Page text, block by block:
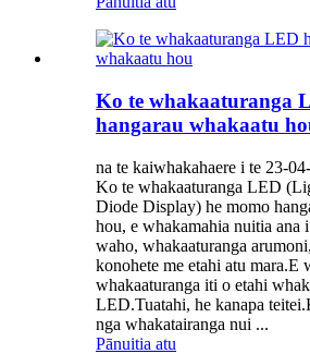
Ko te whakaaturanga
hangarau whakaatu
na te kaiwhakahaere i te 23-
Ko te whakaaturanga LED
Diode Display) he momo
hou, e whakamahia nuitia ana
waho, whakaaturanga
konohete me etahi atu mara.E
whakaaturanga iti o etahi
LED.Tuatahi, he kanapa
nga whakatairanga nui ...
Pānuitia atu